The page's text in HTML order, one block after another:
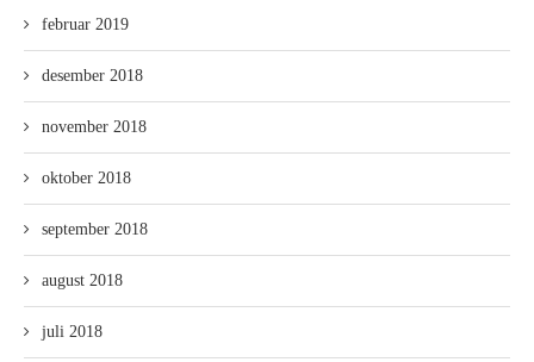
februar 2019
desember 2018
november 2018
oktober 2018
september 2018
august 2018
juli 2018